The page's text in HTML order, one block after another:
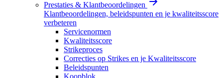
Prestaties & Klantbeoordelingen
Klantbeoordelingen, beleidspunten en je kwaliteitsscore
verbeteren
Servicenormen
Kwaliteitsscore
Strikeproces
Correcties op Strikes en je Kwaliteitsscore
Beleidspunten
Koopblok